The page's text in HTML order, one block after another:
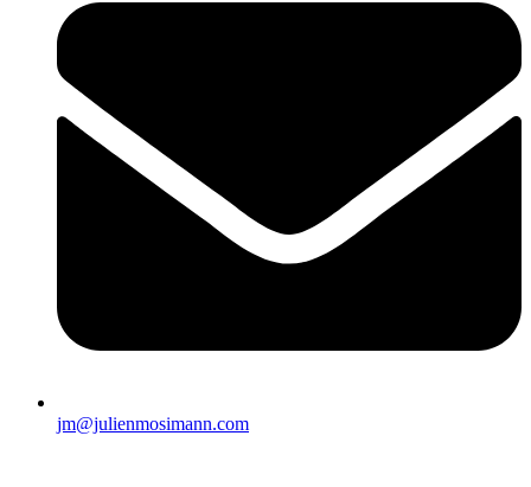
jm@julienmosimann.com